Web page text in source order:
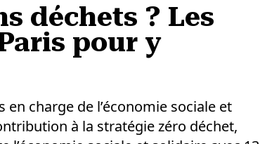
déchets ? Les
pour y
charge de l’économie sociale et
à la stratégie zéro déchet,